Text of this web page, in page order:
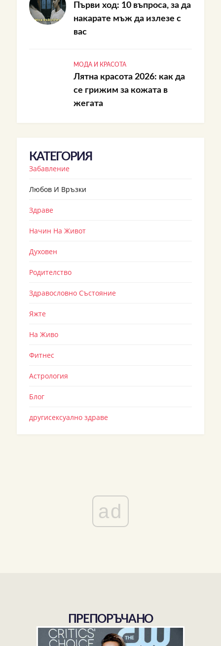
Първи ход: 10 въпроса, за да
накарате мъж да излезе с
вас
МОДА И КРАСОТА
Лятна красота 2026: как да
се грижим за кожата в
жегата
КАТЕГОРИЯ
Забавление
Любов И Връзки
Здраве
Начин На Живот
Духовен
Родителство
Здравословно Състояние
Яжте
На Живо
Фитнес
Астрология
Блог
другисексуално здраве
ad
ПРЕПОРЪЧАНО